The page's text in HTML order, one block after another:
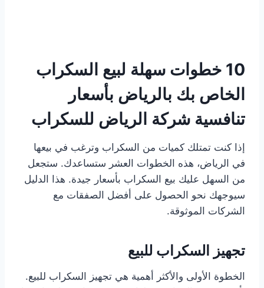
10 خطوات سهلة لبيع السكراب
الخاص بك بالرياض بأسعار
تنافسية شركة الرياض للسكراب
إذا كنت تمتلك كميات من السكراب وترغب في بيعها
في الرياض، هذه الخطوات العشر ستساعدك. ستجعل
من السهل عليك بيع السكراب بأسعار جيدة. هذا الدليل
سيوجهك نحو الحصول على أفضل الصفقات مع
الشركات الموثوقة.
تجهيز السكراب للبيع
الخطوة الأولى والأكثر أهمية هي تجهيز السكراب للبيع.